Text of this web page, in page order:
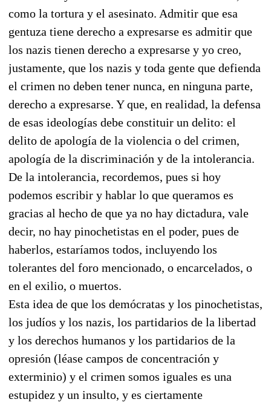
como la tortura y el asesinato. Admitir que esa
gentuza tiene derecho a expresarse es admitir que
los nazis tienen derecho a expresarse y yo creo,
justamente, que los nazis y toda gente que defienda
el crimen no deben tener nunca, en ninguna parte,
derecho a expresarse. Y que, en realidad, la defensa
de esas ideologías debe constituir un delito: el
delito de apología de la violencia o del crimen,
apología de la discriminación y de la intolerancia.
De la intolerancia, recordemos, pues si hoy
podemos escribir y hablar lo que queramos es
gracias al hecho de que ya no hay dictadura, vale
decir, no hay pinochetistas en el poder, pues de
haberlos, estaríamos todos, incluyendo los
tolerantes del foro mencionado, o encarcelados, o
en el exilio, o muertos.
Esta idea de que los demócratas y los pinochetistas,
los judíos y los nazis, los partidarios de la libertad
y los derechos humanos y los partidarios de la
opresión (léase campos de concentración y
exterminio) y el crimen somos iguales es una
estupidez y un insulto, y es ciertamente